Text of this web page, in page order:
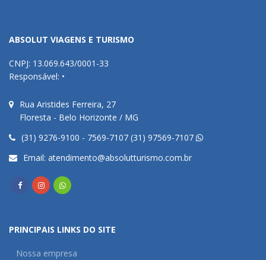
ABSOLUT VIAGENS E TURISMO
CNPJ: 13.069.643/0001-33
Responsável: •
Rua Aristides Ferreira, 27
Floresta - Belo Horizonte / MG
(31) 9276-9100 - 7569-7107 (31) 97569-7107
Email: atendimento@absolutturismo.com.br
PRINCIPAIS LINKS DO SITE
Nossa empresa